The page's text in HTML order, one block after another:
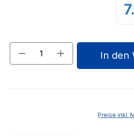
Produkt Anzahl: Gib
In den
Preise inkl.